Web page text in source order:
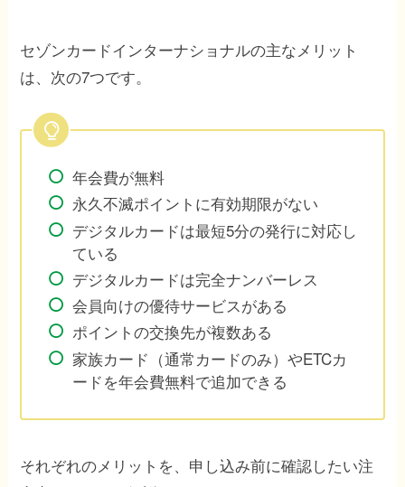
セゾンカードインターナショナルの主なメリット
は、次の7つです。
年会費が無料
永久不滅ポイントに有効期限がない
デジタルカードは最短5分の発行に対応し
ている
デジタルカードは完全ナンバーレス
会員向けの優待サービスがある
ポイントの交換先が複数ある
家族カード（通常カードのみ）やETCカ
ードを年会費無料で追加できる
それぞれのメリットを、申し込み前に確認したい注